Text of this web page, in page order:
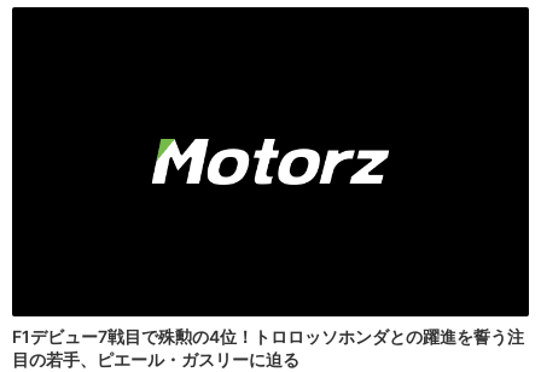
F1デビュー7戦目で殊勲の4位！トロロッソホンダとの躍進を誓う注
目の若手、ピエール・ガスリーに迫る